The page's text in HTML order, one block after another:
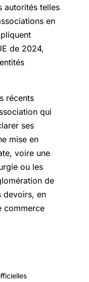
autorités telles
en
de 2024,
récents
qui
ses
mise en
voire une
ou les
de
devoirs, en
commerce